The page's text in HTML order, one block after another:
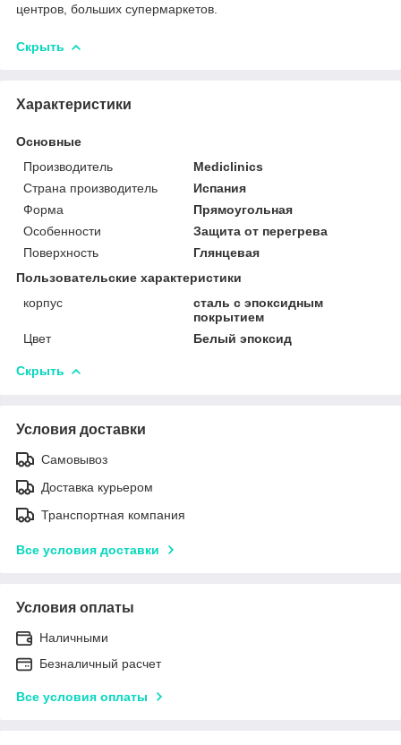
центров, больших супермаркетов.
Скрыть
Характеристики
Основные
Производитель
Mediclinics
Страна производитель
Испания
Форма
Прямоугольная
Особенности
Защита от перегрева
Поверхность
Глянцевая
Пользовательские характеристики
корпус
сталь с эпоксидным
покрытием
Цвет
Белый эпоксид
Скрыть
Условия доставки
Самовывоз
Доставка курьером
Транспортная компания
Все условия доставки
Условия оплаты
Наличными
Безналичный расчет
Все условия оплаты